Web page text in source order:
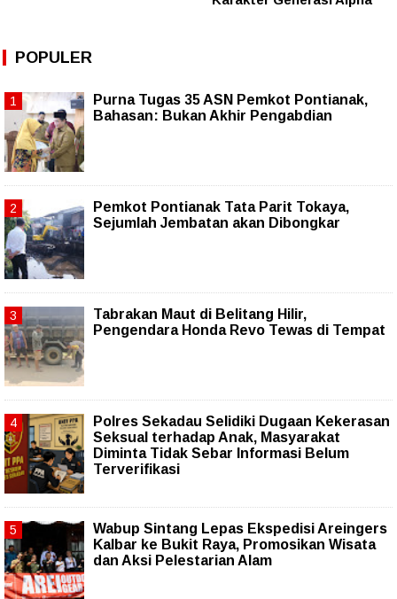
POPULER
Purna Tugas 35 ASN Pemkot Pontianak,
Bahasan: Bukan Akhir Pengabdian
Pemkot Pontianak Tata Parit Tokaya,
Sejumlah Jembatan akan Dibongkar
Tabrakan Maut di Belitang Hilir,
Pengendara Honda Revo Tewas di Tempat
Polres Sekadau Selidiki Dugaan Kekerasan
Seksual terhadap Anak, Masyarakat
Diminta Tidak Sebar Informasi Belum
Terverifikasi
Wabup Sintang Lepas Ekspedisi Areingers
Kalbar ke Bukit Raya, Promosikan Wisata
dan Aksi Pelestarian Alam